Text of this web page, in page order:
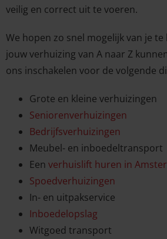
veilig en correct uit te voeren.
We hopen zo snel mogelijk van je
jouw verhuizing van A naar Z
ons inschakelen voor de volgende
Grote en kleine verhuizingen
Seniorenverhuizingen
Bedrijfsverhuizingen
Meubel- en inboedeltransport
Een verhuislift huren in
Spoedverhuizingen
In- en uitpakservice
Inboedelopslag
Witgoed transport